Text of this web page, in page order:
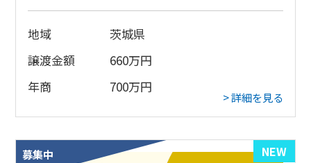
地域
茨城県
譲渡金額
660万円
年商
700万円
> 詳細を見る
NEW
募集中